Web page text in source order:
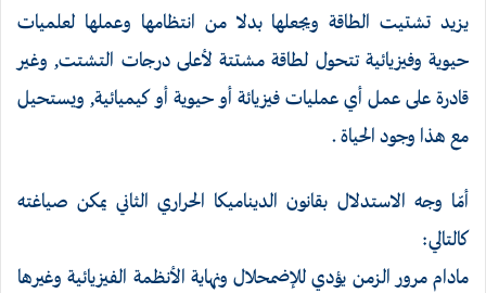
يزيد تشتيت الطاقة ويجعلها بدلا من انتظامها وعملها لعلميات
حيوية وفيزيائية تتحول لطاقة مشتتة لأعلى درجات التشتت, وغير
قادرة على عمل أي عمليات فيزيائة أو حيوية أو كيميائية, ويستحيل
مع هذا وجود الحياة .
أمّا وجه الاستدلال بقانون الديناميكا الحراري الثاني يمكن صياغته
كالتالي:
مادام مرور الزمن يؤدي للإضمحلال ونهاية الأنظمة الفيزيائية وغيرها